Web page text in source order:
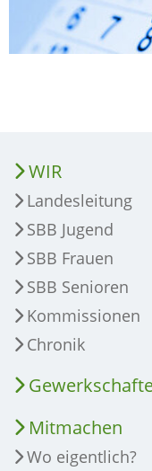
WIR
Landesleitung
SBB Jugend
SBB Frauen
SBB Senioren
Kommissionen
Chronik
Mitmachen
Wo eigentlich?